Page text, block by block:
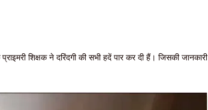
शिक्षक ने दरिंदगी की सभी हदें पार कर दी हैं। जिसकी जानकारी